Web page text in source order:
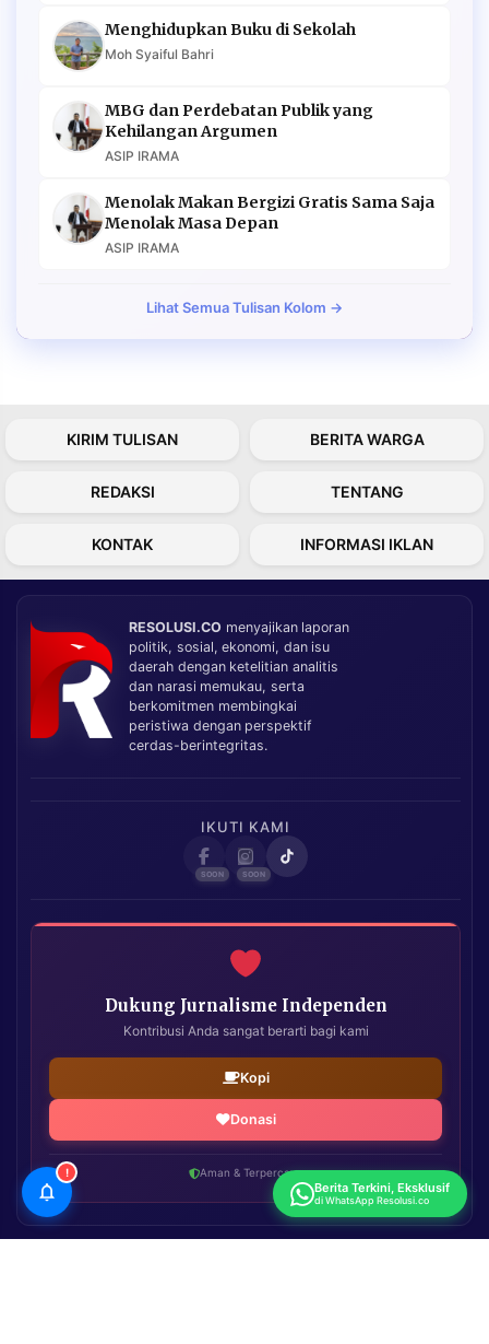
Menghidupkan Buku di Sekolah
Moh Syaiful Bahri
MBG dan Perdebatan Publik yang
Kehilangan Argumen
ASIP IRAMA
Menolak Makan Bergizi Gratis Sama Saja
Menolak Masa Depan
ASIP IRAMA
Lihat Semua Tulisan Kolom →
KIRIM TULISAN BERITA WARGA
REDAKSI TENTANG
KONTAK INFORMASI IKLAN
RESOLUSI.CO menyajikan laporan
politik, sosial, ekonomi, dan isu
daerah dengan ketelitian analitis
dan narasi memukau, serta
berkomitmen membingkai
peristiwa dengan perspektif
cerdas-berintegritas.
IKUTI KAMI
Dukung Jurnalisme Independen
Kontribusi Anda sangat berarti bagi kami
Kopi
Donasi
Aman & Terpercaya
!
Berita Terkini, Eksklusif
di WhatsApp Resolusi.co